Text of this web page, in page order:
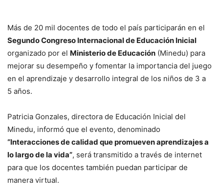
Más de 20 mil docentes de todo el país participarán en el
Segundo Congreso Internacional de Educación Inicial
organizado por el Ministerio de Educación (Minedu) para
mejorar su desempeño y fomentar la importancia del juego
en el aprendizaje y desarrollo integral de los niños de 3 a
5 años.
Patricia Gonzales, directora de Educación Inicial del
Minedu, informó que el evento, denominado
“Interacciones de calidad que promueven aprendizajes a
lo largo de la vida”, será transmitido a través de internet
para que los docentes también puedan participar de
manera virtual.